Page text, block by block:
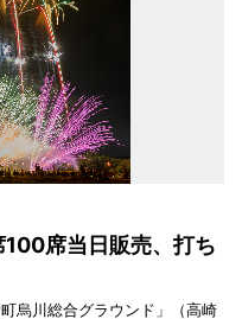
席当日販売、打ち
烏川総合グラウンド」（高崎